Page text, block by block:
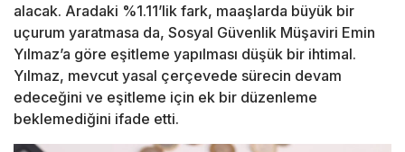
alacak. Aradaki %1.11’lik fark, maaşlarda büyük bir
uçurum yaratmasa da, Sosyal Güvenlik Müşaviri Emin
Yılmaz’a göre eşitleme yapılması düşük bir ihtimal.
Yılmaz, mevcut yasal çerçevede sürecin devam
edeceğini ve eşitleme için ek bir düzenleme
beklemediğini ifade etti.